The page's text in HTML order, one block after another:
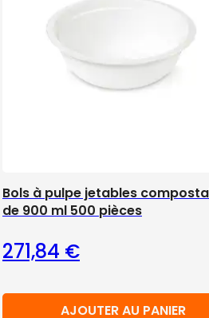
Bols à pulpe jetables
de 900 ml 500 pièces
271,84 €
AJOUTER AU PANIER